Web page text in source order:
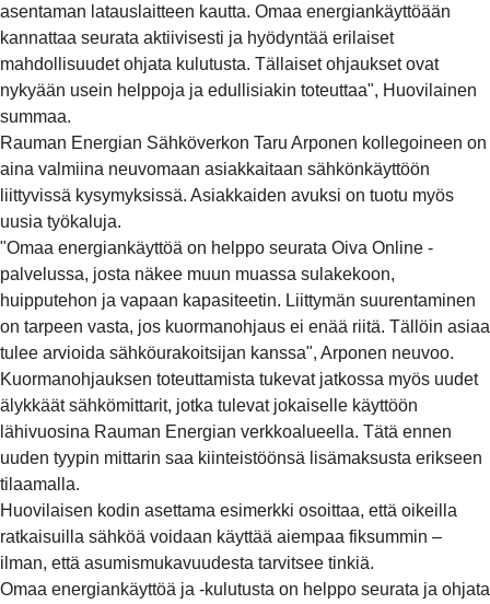
asentaman latauslaitteen kautta. Omaa energiankäyttöään
kannattaa seurata aktiivisesti ja hyödyntää erilaiset
mahdollisuudet ohjata kulutusta. Tällaiset ohjaukset ovat
nykyään usein helppoja ja edullisiakin toteuttaa", Huovilainen
summaa.
Rauman Energian Sähköverkon Taru Arponen kollegoineen on
aina valmiina neuvomaan asiakkaitaan sähkönkäyttöön
liittyvissä kysymyksissä. Asiakkaiden avuksi on tuotu myös
uusia työkaluja.
"Omaa energiankäyttöä on helppo seurata Oiva Online -
palvelussa, josta näkee muun muassa sulakekoon,
huipputehon ja vapaan kapasiteetin. Liittymän suurentaminen
on tarpeen vasta, jos kuormanohjaus ei enää riitä. Tällöin asiaa
tulee arvioida sähköurakoitsijan kanssa", Arponen neuvoo.
Kuormanohjauksen toteuttamista tukevat jatkossa myös uudet
älykkäät sähkömittarit, jotka tulevat jokaiselle käyttöön
lähivuosina Rauman Energian verkkoalueella. Tätä ennen
uuden tyypin mittarin saa kiinteistöönsä lisämaksusta erikseen
tilaamalla.
Huovilaisen kodin asettama esimerkki osoittaa, että oikeilla
ratkaisuilla sähköä voidaan käyttää aiempaa fiksummin –
ilman, että asumismukavuudesta tarvitsee tinkiä.
Omaa energiankäyttöä ja -kulutusta on helppo seurata ja ohjata